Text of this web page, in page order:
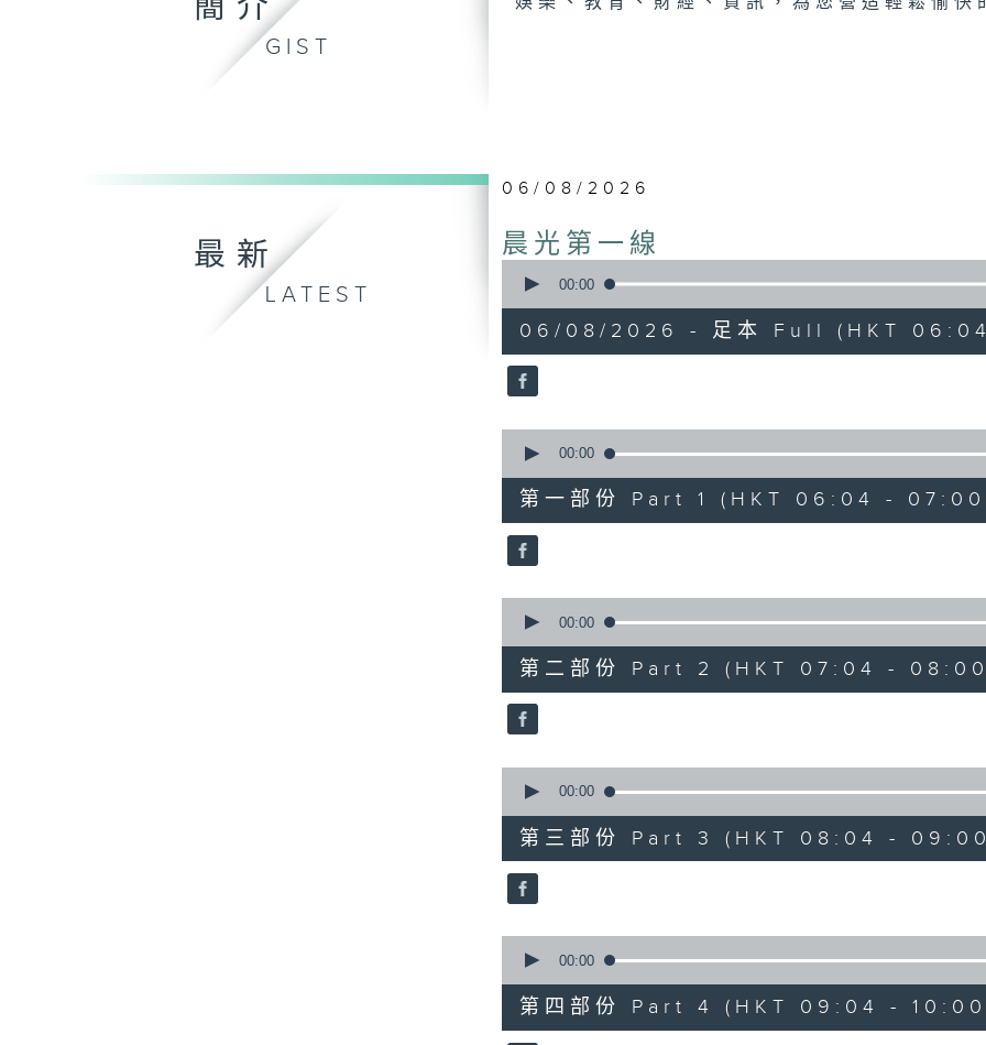
簡介
GIST
最新
LATEST
06/08/2026
晨光第一線
seconds
hours,
43
minutes,
59
90%
00:00
06/08/2026 - 足本 Full (HKT
seconds
56
minutes,
0
seconds
90%
00:00
第一部份 Part 1 (HKT 06:04 -
seconds
56
minutes,
9
seconds
90%
00:00
第二部份 Part 2 (HKT 07:04 -
seconds
56
minutes,
10
seconds
90%
00:00
第三部份 Part 3 (HKT 08:04 -
seconds
56
minutes,
9
00:00
第四部份 Part 4 (HKT 09:04 -